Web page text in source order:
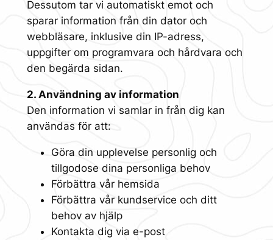
Dessutom tar vi automatiskt emot och
sparar information från din dator och
webbläsare, inklusive din IP-adress,
uppgifter om programvara och hårdvara och
den begärda sidan.
2. Användning av information
Den information vi samlar in från dig kan
användas för att:
Göra din upplevelse personlig och
tillgodose dina personliga behov
Förbättra vår hemsida
Förbättra vår kundservice och ditt
behov av hjälp
Kontakta dig via e-post